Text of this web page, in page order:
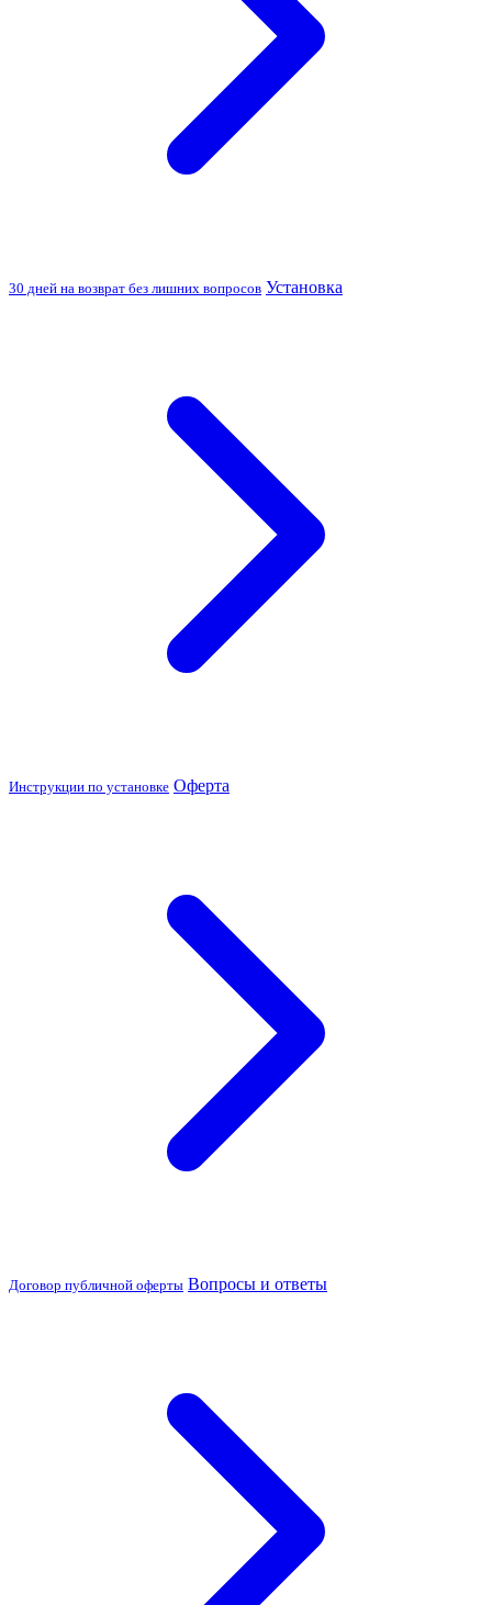
30 дней на возврат без лишних вопросов Установка
Инструкции по установке Оферта
Договор публичной оферты Вопросы и ответы